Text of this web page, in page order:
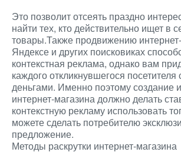
Это позволит отсеять праздно
найти тех, кто действительно ищет в
товары.Также продвижению
Яндексе и других поисковиках
контекстная реклама, однако вам
каждого откликнувшегося
деньгами. Именно поэтому создание
интернет-магазина должно делать
контекстную рекламу использовать
можете сделать потребителю
предложение.
Методы раскрутки интернет-магазина